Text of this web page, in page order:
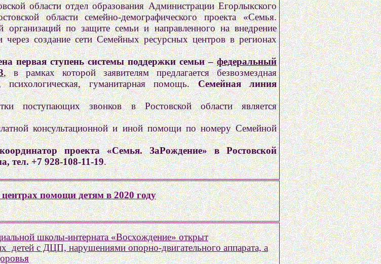
области отдел образования Администрации Егорлыкского
области семейно-демографического проекта «Семья.
организаций по защите семьи и направленного на внедрение
через создание сети Семейных ресурсных центров в регионах
первая ступень системы поддержки семьи –федеральный
, в рамках которой заявителям предлагается безвозмездная
психологическая, гуманитарная помощь.Семейная линия
поступающих звонков в Ростовской области является
консультационной и иной помощи по номеру Семейной
проекта «Семья. ЗаРождение» в Ростовской
тел. +7 928-108-11-19.
помощи детям в 2020 году
школы-интерната «Восхождение» открыт
детей с ДЦП, нарушениями опорно-двигательного аппарата, а